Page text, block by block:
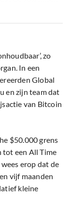
zo
In een
Global
en zijn team dat
van Bitcoin
$50.000 grens
tot een All Time
erop dat de
vijf maanden
kleine